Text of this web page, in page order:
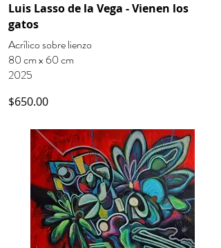
Luis Lasso de la Vega - Vienen los
gatos
Acrílico sobre lienzo
80 cm x 60 cm
2025
$650.00